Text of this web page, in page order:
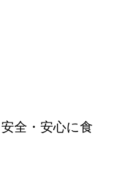
全・安心に食